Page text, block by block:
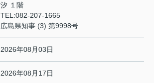
汐 １階
TEL:082-207-1665
広島県知事 (3) 第9998号
2026年08月03日
2026年08月17日